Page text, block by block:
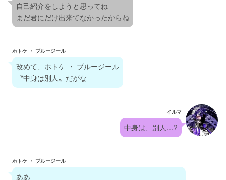
自己紹介をしようと思ってね
まだ君にだけ出来てなかったからね
ホトケ ・ ブルージール
改めて、ホトケ ・ ブルージール
〝中身は別人〟だがな
イルマ
中身は、別人…?
ホトケ ・ ブルージール
ああ